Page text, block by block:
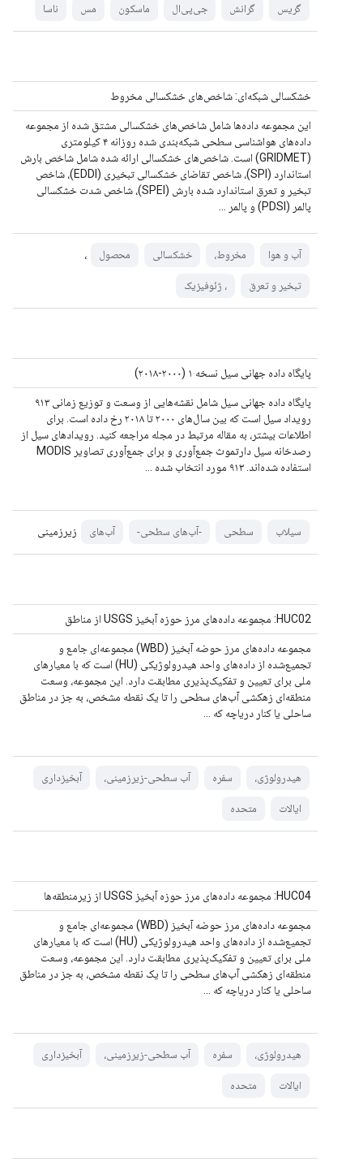
گریس گرانش جی‌پی‌ال ماسکون مس ناسا
خشکسالی شبکه‌ای: شاخص‌های خشکسالی مخروط
این مجموعه داده‌ها شامل شاخص‌های خشکسالی مشتق شده از مجموعه
داده‌های هواشناسی سطحی شبکه‌بندی شده روزانه ۴ کیلومتری
(GRIDMET) است. شاخص‌های خشکسالی ارائه شده شامل شاخص بارش
استاندارد (SPI)، شاخص تقاضای خشکسالی تبخیری (EDDI)، شاخص
تبخیر و تعرق استاندارد شده بارش (SPEI)، شاخص شدت خشکسالی
پالمر (PDSI) و پالمر ...
آب و هوا مخروط، خشکسالی محصول ،
تبخیر و تعرق ، ژئوفیزیک
پایگاه داده جهانی سیل نسخه ۱ (۲۰۰۰-۲۰۱۸)
پایگاه داده جهانی سیل شامل نقشه‌هایی از وسعت و توزیع زمانی ۹۱۳
رویداد سیل است که بین سال‌های ۲۰۰۰ تا ۲۰۱۸ رخ داده است. برای
اطلاعات بیشتر، به مقاله مرتبط در مجله مراجعه کنید. رویدادهای سیل از
رصدخانه سیل دارتموث جمع‌آوری و برای جمع‌آوری تصاویر MODIS
استفاده شده‌اند. ۹۱۳ مورد انتخاب شده ...
سیلاب سطحی -آب‌های سطحی- آب‌های زیرزمینی
HUC02: مجموعه داده‌های مرز حوزه آبخیز USGS از مناطق
مجموعه داده‌های مرز حوضه آبخیز (WBD) مجموعه‌ای جامع و
تجمیع‌شده از داده‌های واحد هیدرولوژیکی (HU) است که با معیارهای
ملی برای تعیین و تفکیک‌پذیری مطابقت دارد. این مجموعه، وسعت
منطقه‌ای زهکشی آب‌های سطحی را تا یک نقطه مشخص، به جز در مناطق
ساحلی یا کنار دریاچه که ...
هیدرولوژی، سفره آب سطحی-زیرزمینی، آبخیزداری
ایالات متحده
HUC04: مجموعه داده‌های مرز حوزه آبخیز USGS از زیرمنطقه‌ها
مجموعه داده‌های مرز حوضه آبخیز (WBD) مجموعه‌ای جامع و
تجمیع‌شده از داده‌های واحد هیدرولوژیکی (HU) است که با معیارهای
ملی برای تعیین و تفکیک‌پذیری مطابقت دارد. این مجموعه، وسعت
منطقه‌ای زهکشی آب‌های سطحی را تا یک نقطه مشخص، به جز در مناطق
ساحلی یا کنار دریاچه که ...
هیدرولوژی، سفره آب سطحی-زیرزمینی، آبخیزداری
ایالات متحده